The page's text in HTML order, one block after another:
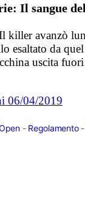
Il sangue
killer avanzò
esaltato da
uscita
06/04/2019
- Regolamento-